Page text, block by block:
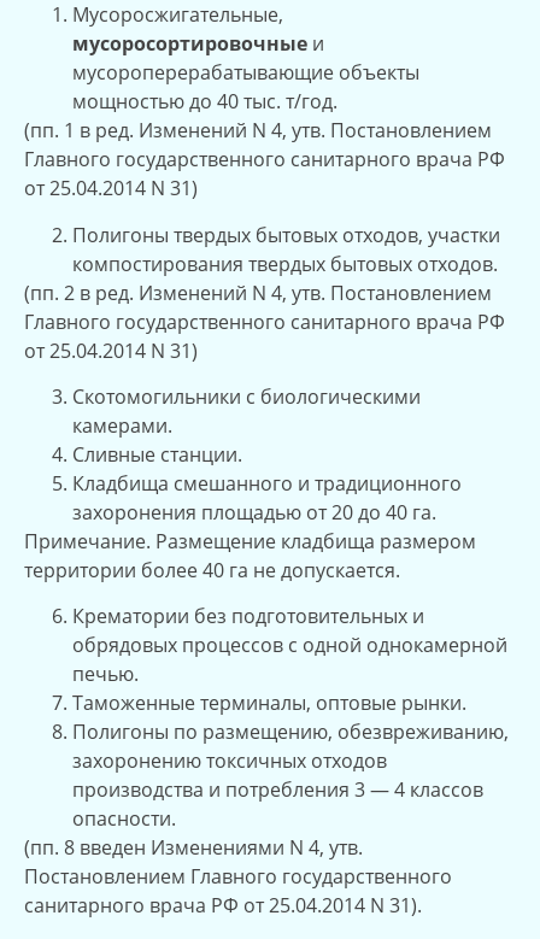
Мусоросжигательные,
мусоросортировочные и
мусороперерабатывающие объекты
мощностью до 40 тыс. т/год.
(пп. 1 в ред. Изменений N 4, утв. Постановлением
Главного государственного санитарного врача РФ
от 25.04.2014 N 31)
Полигоны твердых бытовых отходов, участки
компостирования твердых бытовых отходов.
(пп. 2 в ред. Изменений N 4, утв. Постановлением
Главного государственного санитарного врача РФ
от 25.04.2014 N 31)
Скотомогильники с биологическими
камерами.
Сливные станции.
Кладбища смешанного и традиционного
захоронения площадью от 20 до 40 га.
Примечание. Размещение кладбища размером
территории более 40 га не допускается.
Крематории без подготовительных и
обрядовых процессов с одной однокамерной
печью.
Таможенные терминалы, оптовые рынки.
Полигоны по размещению, обезвреживанию,
захоронению токсичных отходов
производства и потребления 3 — 4 классов
опасности.
(пп. 8 введен Изменениями N 4, утв.
Постановлением Главного государственного
санитарного врача РФ от 25.04.2014 N 31).